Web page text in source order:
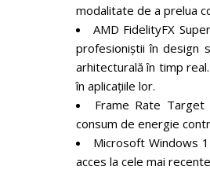
modalitate de a prelua
AMD FidelityFX
profesioniștii în design
arhitecturală în timp
în aplicațiile lor.
Frame Rate Target
consum de energie
Microsoft Windows
acces la cele mai